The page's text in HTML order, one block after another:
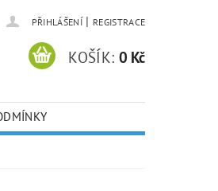
PŘIHLÁŠENÍ | REGISTRACE
KOŠÍK: 0 Kč